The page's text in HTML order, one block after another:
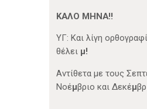
ΚΑΛΟ ΜΗΝΑ!!
ΥΓ: Και λίγη
θέλει μ!
Αντίθετα με τους
Νοέμβριο και Δεκέμ